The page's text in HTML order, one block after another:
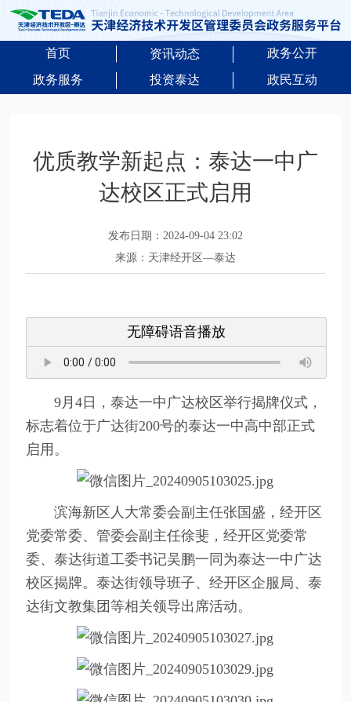
首页 资讯动态
政务公开
政务服务
投资泰达 政民互动
优质教学新起点：泰达一中广
达校区正式启用
发布日期：2024-09-04 23:02
来源：天津经开区—泰达
无障碍语音播放
9月4日，泰达一中广达校区举行揭牌仪式，
标志着位于广达街200号的泰达一中高中部正式
启用。
滨海新区人大常委会副主任张国盛，经开区
党委常委、管委会副主任徐斐，经开区党委常
委、泰达街道工委书记吴鹏一同为泰达一中广达
校区揭牌。泰达街领导班子、经开区企服局、泰
达街文教集团等相关领导出席活动。